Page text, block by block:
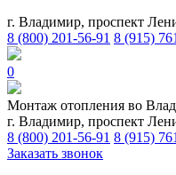
г. Владимир, проспект
8 (800) 201-56-91 8 (915)
0
Монтаж отопления во
г. Владимир, проспект
8 (800) 201-56-91 8 (915)
Заказать звонок